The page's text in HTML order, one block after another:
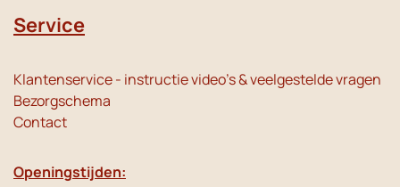
Service
Klantenservice - instructie video's & veelgestelde vragen
Bezorgschema
Contact
Openingstijden: